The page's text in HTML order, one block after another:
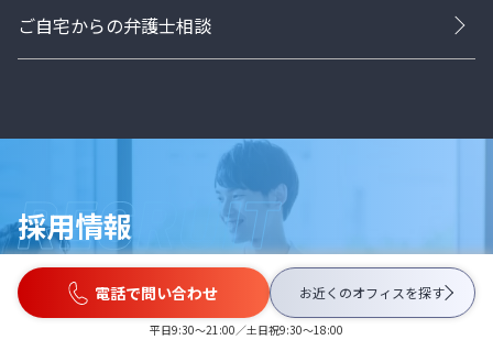
電話で問い合わせ お近くのオフィスを探す
平日9:30〜21:00／土日祝9:30〜18:00
ご自宅からの弁護士相談
採用情報
弁護士採用